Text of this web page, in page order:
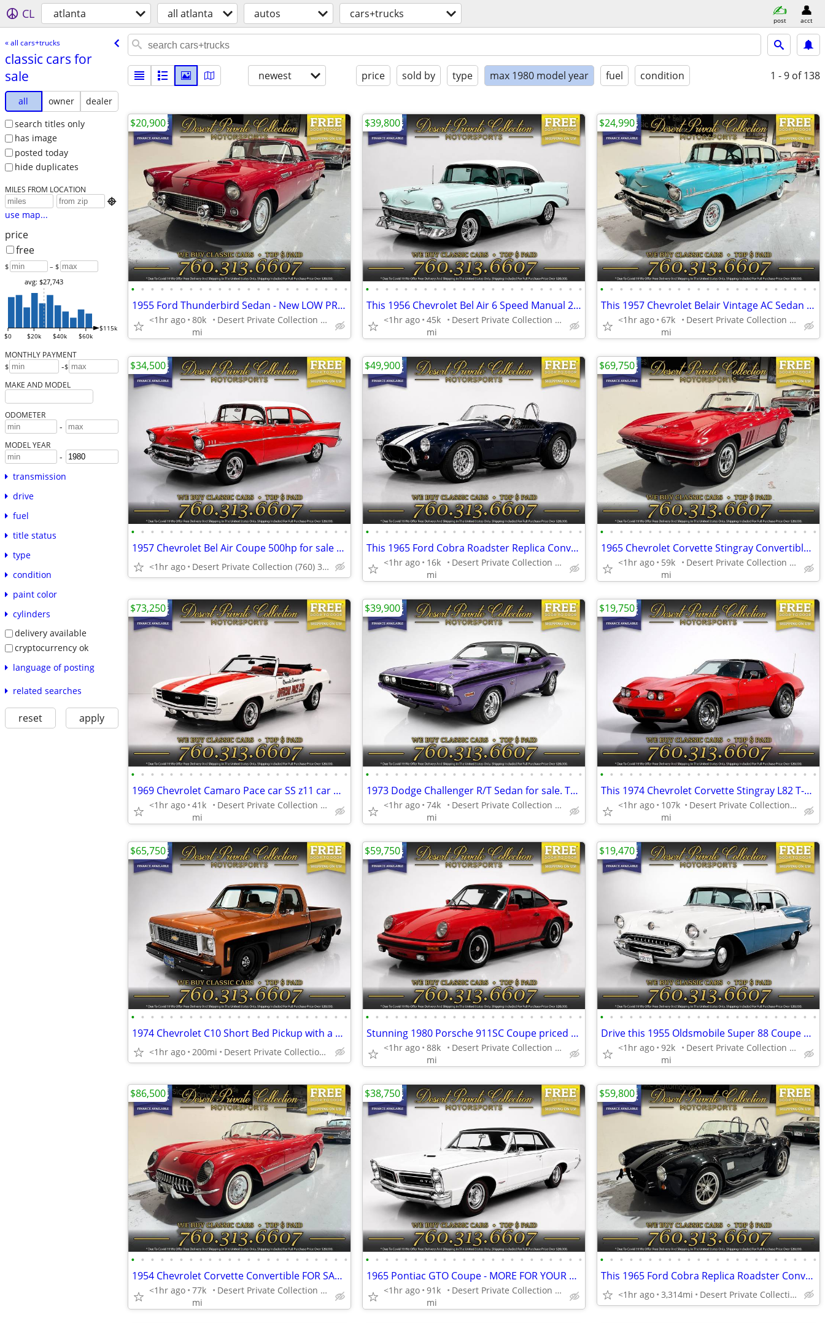
CL atlanta all atlanta autos cars+trucks post acct
« all cars+trucks
classic cars for
sale
all owner
dealer
search titles only
has image
posted today
hide duplicates
MILES FROM LOCATION

use map...
price
free
$ – $
$0 $20k $40k $60k
$115k
avg: $27,743
MONTHLY PAYMENT
$ -$
MAKE AND MODEL
ODOMETER
-
MODEL YEAR
-
transmission
drive
fuel
title status
type
condition
paint color
cylinders
delivery available
cryptocurrency ok
language of posting
related searches
reset apply
newest price sold by type max 1980 model year fuel condition 1 - 9 of 138
• • • • • • • • • • • • • • • • • • • • • • •
1955 Ford Thunderbird Sedan - New LOW PRICE!
<1hr ago 80k
mi
Desert Private Collection (760) 313-6607
$20,900
• • • • • • • • • • • • • • • • • • • • • • •
This 1956 Chevrolet Bel Air 6 Speed Manual 2 tone Hard Top Coupe is st
<1hr ago 45k
mi
Desert Private Collection (760) 313-6607
$39,800
• • • • • • • • • • • • • • • • • • • • • • •
This 1957 Chevrolet Belair Vintage AC Sedan is VERY CLEAN!
<1hr ago 67k
mi
Desert Private Collection (760) 313-6607
$24,990
• • • • • • • • • • • • • • • • • • • • • • •
1957 Chevrolet Bel Air Coupe 500hp for sale by Desert Private Collect
<1hr ago Desert Private Collection (760) 313-6607
$34,500
• • • • • • • • • • • • • • • • • • • • • • •
This 1965 Ford Cobra Roadster Replica Convertible is simply ELEGANT.
<1hr ago
16k
mi
Desert Private Collection (760) 313-6607
$49,900
• • • • • • • • • • • • • • • • • • • • • • •
1965 Chevrolet Corvette Stingray Convertible in EXCELLENT Condition
<1hr ago
59k
mi
Desert Private Collection (760) 313-6607
$69,750
• • • • • • • • • • • • • • • • • • • • • • •
1969 Chevrolet Camaro Pace car SS z11 car Convertible which won't la
<1hr ago 41k
mi
Desert Private Collection (760) 313-6607
$73,250
• • • • • • • • • • • • • • • • • • • • • • •
1973 Dodge Challenger R/T Sedan for sale. TEST-DRIVE TODAY
<1hr ago 74k
mi
Desert Private Collection (760) 313-6607
$39,900
• • • • • • • • • • • • • • • • • • • • • • •
This 1974 Chevrolet Corvette Stingray L82 T-Top Coupe is simply ELEGAN
<1hr ago
107k
mi
Desert Private Collection (760) 313-6607
$19,750
• • • • • • • • • • • • • • • • • • • • • • •
1974 Chevrolet C10 Short Bed Pickup with a GREAT COLOR COMBO!
<1hr ago 200mi Desert Private Collection (760) 313-6607
$65,750
• • • • • • • • • • • • • • • • • • • • • • •
Stunning 1980 Porsche 911SC Coupe priced to sell!
<1hr ago 88k
mi
Desert Private Collection (760) 313-6607
$59,750
• • • • • • • • • • • • • • • • • • • • • • •
Drive this 1955 Oldsmobile Super 88 Coupe Coupe home TODAY!
<1hr ago 92k
mi
Desert Private Collection (760) 313-6607
$19,470
• • • • • • • • • • • • • • • • • • • • • • •
1954 Chevrolet Corvette Convertible FOR SALE. Trades Welcome!
<1hr ago 77k
mi
Desert Private Collection (760) 313-6607
$86,500
• • • • • • • • • • • • • • • • • • • • • • •
1965 Pontiac GTO Coupe - MORE FOR YOUR MONEY!
<1hr ago 91k
mi
Desert Private Collection (760) 313-6607
$38,750
• • • • • • • • • • • • • • • • • • • • • • •
This 1965 Ford Cobra Replica Roadster Convertible is simply ELEGANT.
<1hr ago 3,314mi Desert Private Collection (760) 313-6607
$59,800